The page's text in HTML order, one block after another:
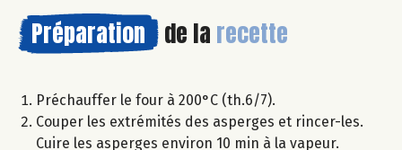
Préparation de la recette
Préchauffer le four à 200°C (th.6/7).
Couper les extrémités des asperges et rincer-les.
Cuire les asperges environ 10 min à la vapeur.